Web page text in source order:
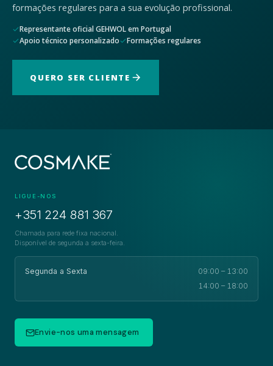
formações regulares para a sua evolução profissional.
Representante oficial GEHWOL em Portugal
Apoio técnico personalizado
Formações regulares
QUERO SER CLIENTE
LIGUE-NOS
+351 224 881 367
Chamada para rede fixa nacional.
Disponível de segunda a sexta-feira.
Segunda a Sexta
09:00 – 13:00
14:00 – 18:00
Envie-nos uma mensagem